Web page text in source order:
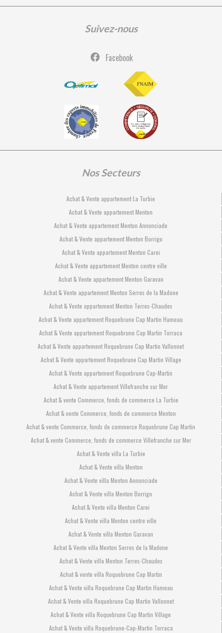
Suivez-nous
Facebook
Nos Secteurs
Achat & Vente appartement La Turbie
Achat & Vente appartement Menton
Achat & Vente appartement Menton Annonciade
Achat & Vente appartement Menton Borrigo
Achat & Vente appartement Menton Carei
Achat & Vente appartement Menton centre ville
Achat & Vente appartement Menton Garavan
Achat & Vente appartement Menton Serres de la Madone
Achat & Vente appartement Menton Terres-Chaudes
Achat & Vente appartement Roquebrune Cap Martin Hameau
Achat & Vente appartement Roquebrune Cap Martin Torraca
Achat & Vente appartement Roquebrune Cap Martin Vallonnet
Achat & Vente appartement Roquebrune Cap Martin Village
Achat & Vente appartement Roquebrune Cap-Martin
Achat & Vente appartement Villefranche sur Mer
Achat & vente Commerce, fonds de commerce La Turbie
Achat & vente Commerce, fonds de commerce Menton
Achat & vente Commerce, fonds de commerce Roquebrune Cap Martin
Achat & vente Commerce, fonds de commerce Villefranche sur Mer
Achat & Vente villa La Turbie
Achat & Vente villa Menton
Achat & Vente villa Menton Annonciade
Achat & Vente villa Menton Borrigo
Achat & Vente villa Menton Carei
Achat & Vente villa Menton centre ville
Achat & Vente villa Menton Garavan
Achat & Vente villa Menton Serres de la Madone
Achat & Vente villa Menton Terres-Chaudes
Achat & vente villa Roquebrune Cap Martin
Achat & Vente villa Roquebrune Cap Martin Hameau
Achat & Vente villa Roquebrune Cap Martin Vallonnet
Achat & Vente villa Roquebrune Cap Martin Village
Achat & Vente villa Roquebrune-Cap-Martin Torraca